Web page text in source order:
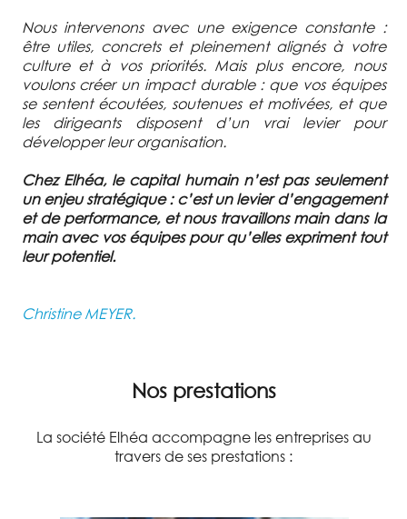
Nous intervenons avec une exigence constante :
être utiles, concrets et pleinement alignés à votre
culture et à vos priorités. Mais plus encore, nous
voulons créer un impact durable : que vos équipes
se sentent écoutées, soutenues et motivées, et que
les dirigeants disposent d’un vrai levier pour
développer leur organisation.
Chez Elhéa, le capital humain n’est pas seulement
un enjeu stratégique : c’est un levier d’engagement
et de performance, et nous travaillons main dans la
main avec vos équipes pour qu’elles expriment tout
leur potentiel.
Christine MEYER.
Nos prestations
La société Elhéa accompagne les entreprises au
travers de ses prestations :